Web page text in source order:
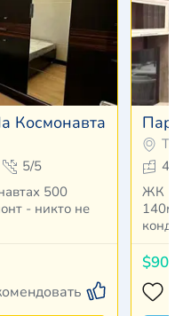
Космонавтах
5/5
500
- никто не
4
ЖК
$900